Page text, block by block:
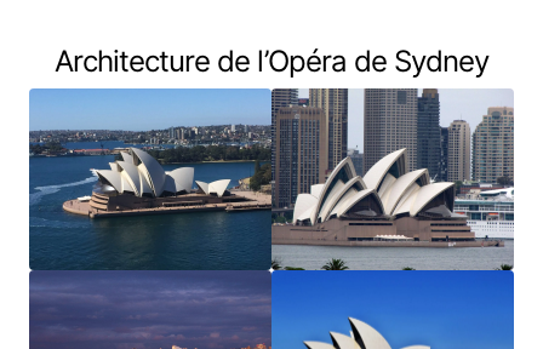
Architecture de l’Opéra de Sydney